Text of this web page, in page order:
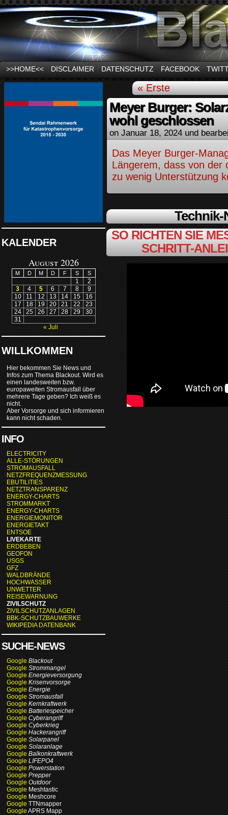
News und Infos zum Thema Stromausfall
>>HOME<< DISCLAIMER DATENSCHUTZ FACEBOOK
KALENDER
August 2026
M D M D F S S
1
2
3
4 5 6 7 8
9
10
11 12 13 14 15
16
17
18 19 20 21 22
23
24
25 26 27 28 29
30
31
« Juli
WILLKOMMEN
Hier bekommen Sie News und
Infos zum Thema Blackout. Wird es
einen landesweiten bzw.
europaweiten Stromausfall über
mehrere Tage geben? Ich weiß es
nicht.
Aber Vorsorge und sich informieren
kann nicht schaden.
INFO
ELECTRICITY
ALLE-STÖRUNGEN
STROMAUSFALL
NETZFREQUENZMESSUNG
EBUTILITIES
NETZTRANSPARENZ
ENERGY-CHARTS
STROMMARKT
ENERGY-CHARTS
ENERGIEMONITOR
ENERGIETAKT
ENTSOE
LIVEKARTE
ERDBEBEN
GEOFON
USGS
GFZ
WALDBRÄNDE
HOCHWASSER
UNWETTER
REISEWARNUNG
ZIVILSCHUTZ
ZIVILSCHUTZANLAGEN
BBK-SCHUTZBAUWERKE
WIKIPEDIA DATENBANK
SUCHE-NEWS
Google Blackout
Google Strommangel
Google Energieversorgung
Google Krisenvorsorge
Google Energie
Google Stromausfall
Google Kernkraftwerk
Google Batteriespeicher
Google Cyberangriff
Google Cyberkrieg
Google Hackerangriff
Google Solarpanel
Google Solaranlage
Google Balkonkraftwerk
Google LIFEPO4
Google Powerstation
Google Prepper
Google Outdoor
Google Meshtastic
Google Meshcore
Google TTNmapper
Google APRS Mapp
« Erste
Meyer Burger:
wohl geschlossen
on Januar 18, 2024 und
Das Meyer Burger-
Längerem, dass von der
zu wenig Unterstützung
SO RICHTEN SIE
SCHRITT-